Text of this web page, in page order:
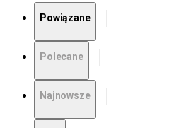
Powiązane
Polecane
Najnowsze